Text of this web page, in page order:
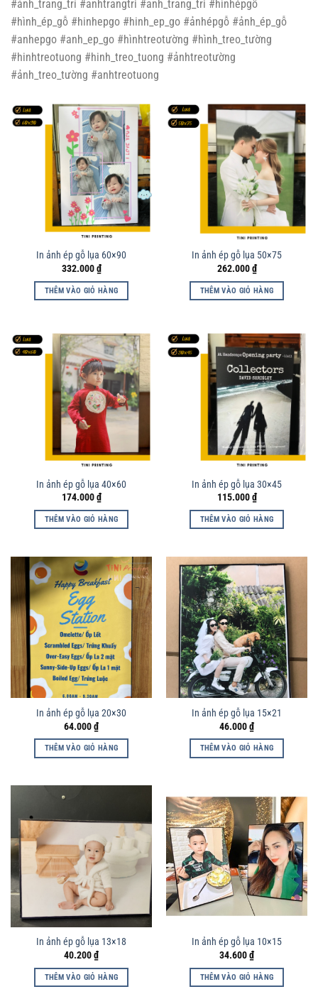
#ảnh_trang_trí #anhtrangtri #anh_trang_tri #hìnhépgỗ
#hình_ép_gỗ #hinhepgo #hinh_ep_go #ảnhépgỗ #ảnh_ép_gỗ
#anhepgo #anh_ep_go #hìnhtreotường #hình_treo_tường
#hinhtreotuong #hinh_treo_tuong #ảnhtreotường
#ảnh_treo_tường #anhtreotuong
In ảnh ép gỗ lụa 60×90
332.000₫
THÊM VÀO GIỎ HÀNG
In ảnh ép gỗ lụa 50×75
262.000₫
THÊM VÀO GIỎ HÀNG
In ảnh ép gỗ lụa 40×60
174.000₫
THÊM VÀO GIỎ HÀNG
In ảnh ép gỗ lụa 30×45
115.000₫
THÊM VÀO GIỎ HÀNG
In ảnh ép gỗ lụa 20×30
64.000₫
THÊM VÀO GIỎ HÀNG
In ảnh ép gỗ lụa 15×21
46.000₫
THÊM VÀO GIỎ HÀNG
In ảnh ép gỗ lụa 13×18
40.200₫
THÊM VÀO GIỎ HÀNG
In ảnh ép gỗ lụa 10×15
34.600₫
THÊM VÀO GIỎ HÀNG